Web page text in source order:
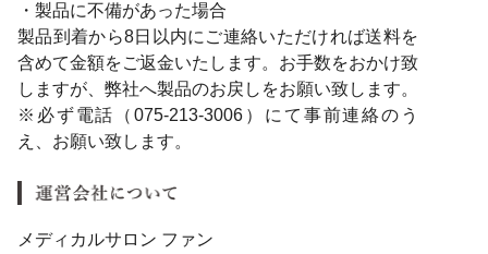
・製品に不備があった場合
製品到着から8日以内にご連絡いただければ送料を
含めて金額をご返金いたします。お手数をおかけ致
しますが、弊社へ製品のお戻しをお願い致します。
※必ず電話（075-213-3006）にて事前連絡のう
え、お願い致します。
メディカルサロン ファン